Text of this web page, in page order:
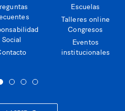
Social
Escuelas
Talleres online
Congresos
Eventos
institucionales